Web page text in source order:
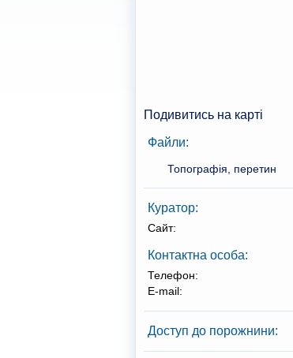
Подивитись на карті
Файли:
Топографія, перетин
Куратор:
Сайт:
Контактна особа:
Телефон:
E-mail:
Доступ до порожнини: